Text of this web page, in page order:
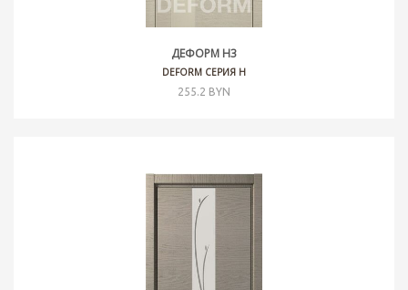
ДЕФОРМ H3
DEFORM СЕРИЯ H
255.2 BYN